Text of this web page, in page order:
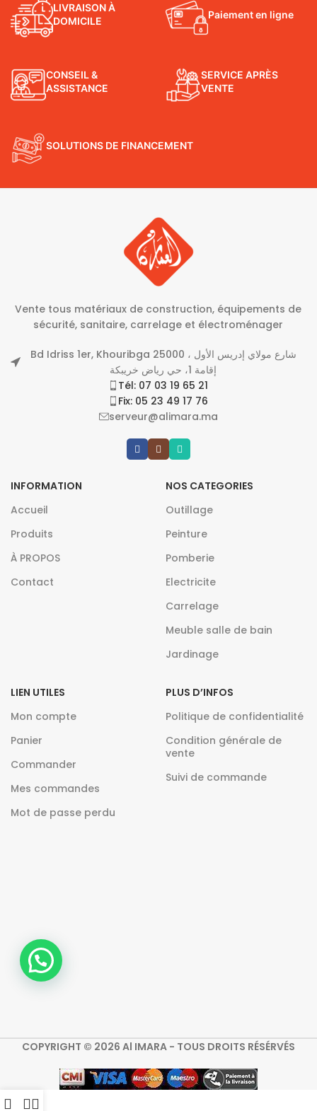
LIVRAISON À
DOMICILE
Paiement en ligne
CONSEIL &
ASSISTANCE
SERVICE APRÈS
VENTE
SOLUTIONS DE FINANCEMENT
Vente tous matériaux de construction, équipements de
sécurité, sanitaire, carrelage et électroménager
Bd Idriss 1er, Khouribga 25000 شارع مولاي إدريس الأول ،
إقامة 1، حي رياض خريبكة
Tél: 07 03 19 65 21
Fix: 05 23 49 17 76
serveur@alimara.ma
INFORMATION
Accueil
Produits
À PROPOS
Contact
NOS CATEGORIES
Outillage
Peinture
Pomberie
Electricite
Carrelage
Meuble salle de bain
Jardinage
LIEN UTILES
Mon compte
Panier
Commander
Mes commandes
Mot de passe perdu
PLUS D’INFOS
Politique de confidentialité
Condition générale de
vente
Suivi de commande
COPYRIGHT © 2026 Al IMARA - TOUS DROITS RÉSÉRVÉS